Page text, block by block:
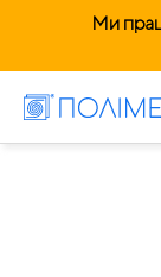
Ми
Пленка.